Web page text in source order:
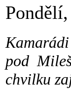
pod
chvilku